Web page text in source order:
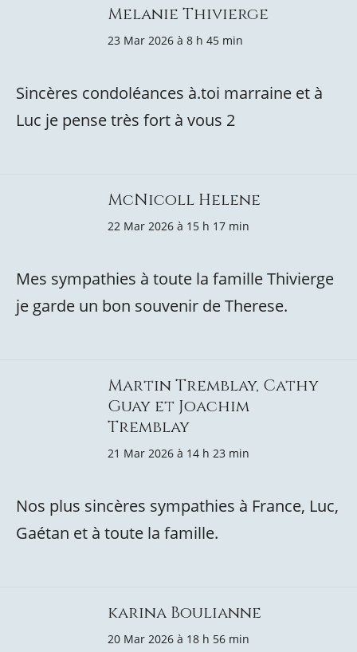
Melanie Thivierge
23 Mar 2026 à 8 h 45 min
Sincères condoléances à.toi marraine et à
Luc je pense très fort à vous 2
McNicoll Helene
22 Mar 2026 à 15 h 17 min
Mes sympathies à toute la famille Thivierge
je garde un bon souvenir de Therese.
Martin Tremblay, Cathy
Guay et Joachim
Tremblay
21 Mar 2026 à 14 h 23 min
Nos plus sincères sympathies à France, Luc,
Gaétan et à toute la famille.
karina Boulianne
20 Mar 2026 à 18 h 56 min